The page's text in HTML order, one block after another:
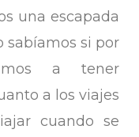
una escapada
sabíamos si por
a tener
a los viajes
cuando se